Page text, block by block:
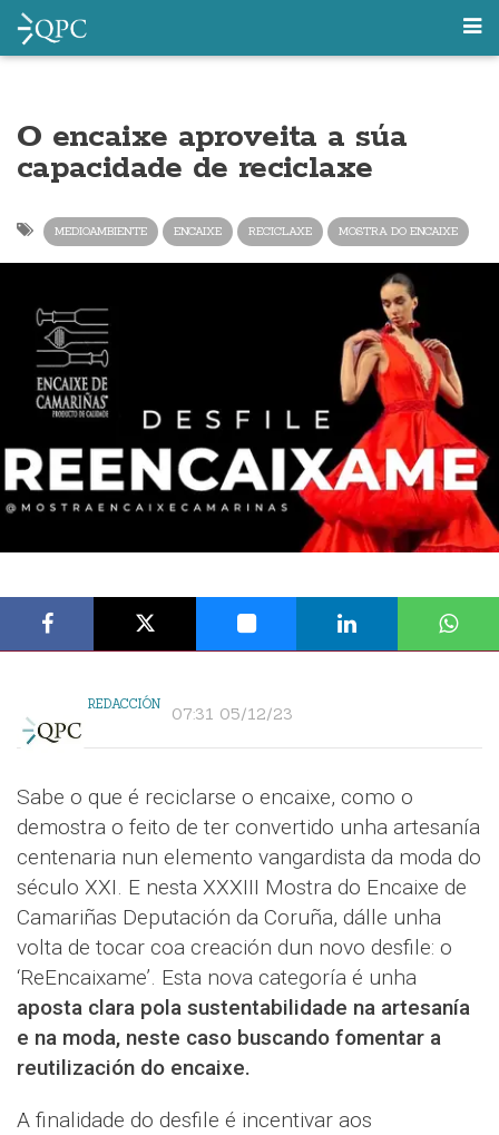
O encaixe aproveita a súa
capacidade de reciclaxe
MEDIOAMBIENTE ENCAIXE RECICLAXE MOSTRA DO ENCAIXE
REDACCIÓN 07:31 05/12/23
Sabe o que é reciclarse o encaixe, como o
demostra o feito de ter convertido unha artesanía
centenaria nun elemento vangardista da moda do
século XXI. E nesta XXXIII Mostra do Encaixe de
Camariñas Deputación da Coruña, dálle unha
volta de tocar coa creación dun novo desfile: o
‘ReEncaixame’. Esta nova categoría é unha
aposta clara pola sustentabilidade na artesanía
e na moda, neste caso buscando fomentar a
reutilización do encaixe.
A finalidade do desfile é incentivar aos